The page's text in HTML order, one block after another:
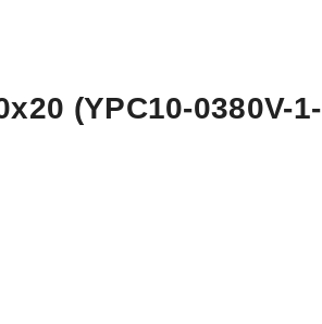
(YPC10-0380V-1-